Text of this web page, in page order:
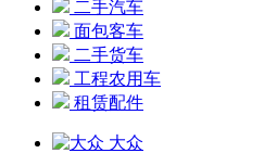
二手汽车
面包客车
二手货车
工程农用车
租赁配件
大众